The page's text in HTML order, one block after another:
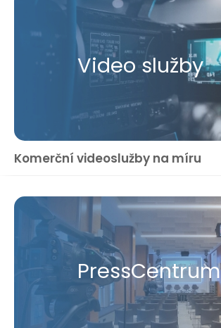
Video služby
Komerční videoslužby na míru
Press​Centrum